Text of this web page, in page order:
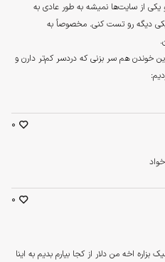
یکی از سایت‌ها نمیشه به طور عادی به
دیگه رو تست کنی. مخصوصاً به
خوندن هم سر بزنی که دردسر کم‌تر دارن و
0
اخه من دلار از کجا بیارم بدیم به اینا
0